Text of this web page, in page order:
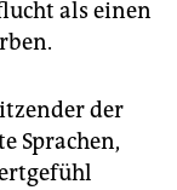
als einen
der
Sprachen,